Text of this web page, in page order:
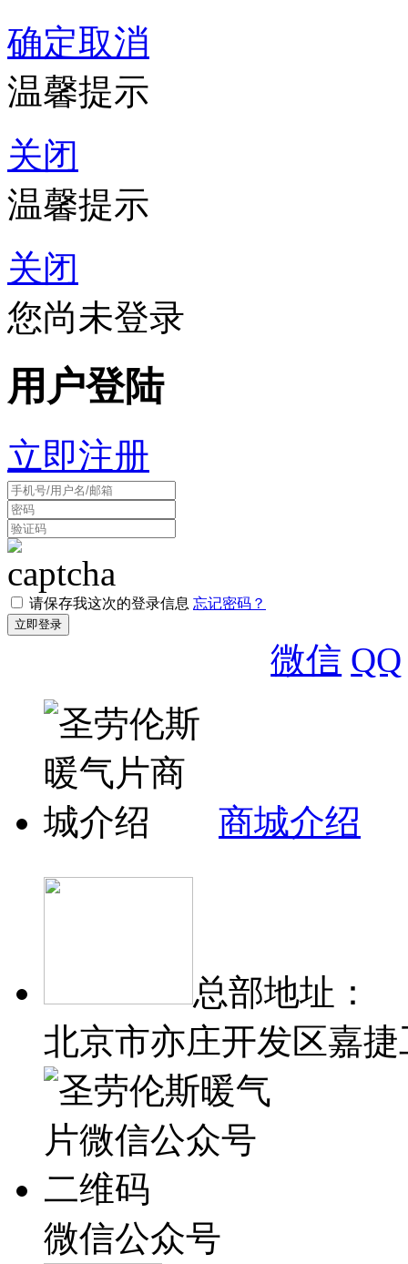
确定取消
温馨提示
关闭
温馨提示
关闭
您尚未登录
用户登陆
立即注册
请保存我这次的登录信息 忘记密码？
微信 QQ
商城介绍
总部地址：
北京市亦庄开发区嘉
微信公众号